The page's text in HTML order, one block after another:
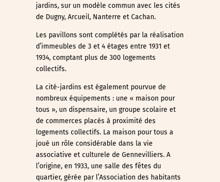
jardins, sur un modèle commun avec les cités
de Dugny, Arcueil, Nanterre et Cachan.
Les pavillons sont complétés par la réalisation
d’immeubles de 3 et 4 étages entre 1931 et
1934, comptant plus de 300 logements
collectifs.
La cité-jardins est également pourvue de
nombreux équipements : une « maison pour
tous », un dispensaire, un groupe scolaire et
de commerces placés à proximité des
logements collectifs. La maison pour tous a
joué un rôle considérable dans la vie
associative et culturele de Gennevilliers. A
l’origine, en 1933, une salle des fêtes du
quartier, gérée par l’Association des habitants